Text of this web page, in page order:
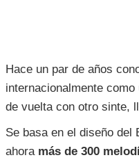
Hace un par de años
internacionalmente
de vuelta con otro sinte,
Se basa en el diseño del
ahora más de 300